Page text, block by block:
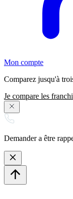
Mon compte
Comparez jusqu'à
Je compare les
Demander a être